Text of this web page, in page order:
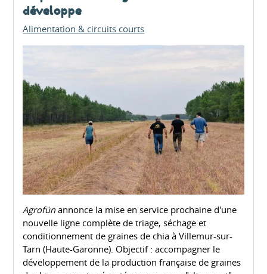
développe
Alimentation & circuits courts
Agrofün annonce la mise en service prochaine d'une
nouvelle ligne complète de triage, séchage et
conditionnement de graines de chia à Villemur-sur-
Tarn (Haute-Garonne). Objectif : accompagner le
développement de la production française de graines